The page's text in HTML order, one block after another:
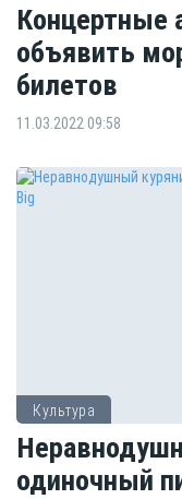
Концертные
объявить
билетов
11.03.2022 09:58
Культура
одиночный